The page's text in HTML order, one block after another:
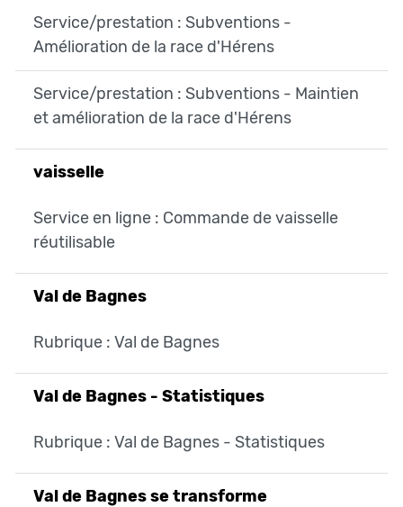
Service/prestation : Subventions -
Amélioration de la race d'Hérens
Service/prestation : Subventions - Maintien
et amélioration de la race d'Hérens
vaisselle
Service en ligne : Commande de vaisselle
réutilisable
Val de Bagnes
Rubrique : Val de Bagnes
Val de Bagnes - Statistiques
Rubrique : Val de Bagnes - Statistiques
Val de Bagnes se transforme